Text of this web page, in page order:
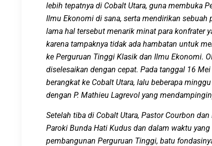
lebih tepatnya di Cobalt Utara, guna membuka
Ilmu Ekonomi di sana, serta mendirikan sebuah
lama hal tersebut menarik minat para konfrater
karena tampaknya tidak ada hambatan untuk
ke Perguruan Tinggi Klasik dan Ilmu Ekonomi.
diselesaikan dengan cepat. Pada tanggal 16 Mei
berangkat ke Cobalt Utara, lalu beberapa
dengan P. Mathieu Lagrevol yang
Setelah tiba di Cobalt Utara, Pastor Courbon
Paroki Bunda Hati Kudus dan dalam waktu
pembangunan Perguruan Tinggi, batu